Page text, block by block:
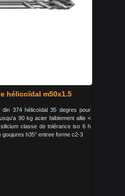
hélicoïdal m50x1.5
374 hélicoïdal 35 degres pour
90 kg acier faiblement allie <
classe de tolérance iso 6 h
h35° entree forme c2-3